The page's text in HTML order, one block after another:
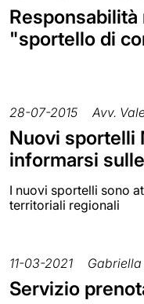
Responsabilità
"sportello di
28-07-2015 Avv.
Nuovi sportelli
informarsi
I nuovi sportelli sono
territoriali regionali
11-03-2021
Servizio